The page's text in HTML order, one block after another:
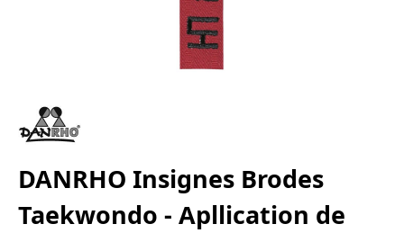
DANRHO Insignes Brodes
Taekwondo - Apllication de